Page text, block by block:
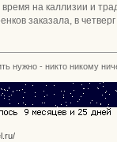
на каллизии и
заказала, в
нужно - никто никому